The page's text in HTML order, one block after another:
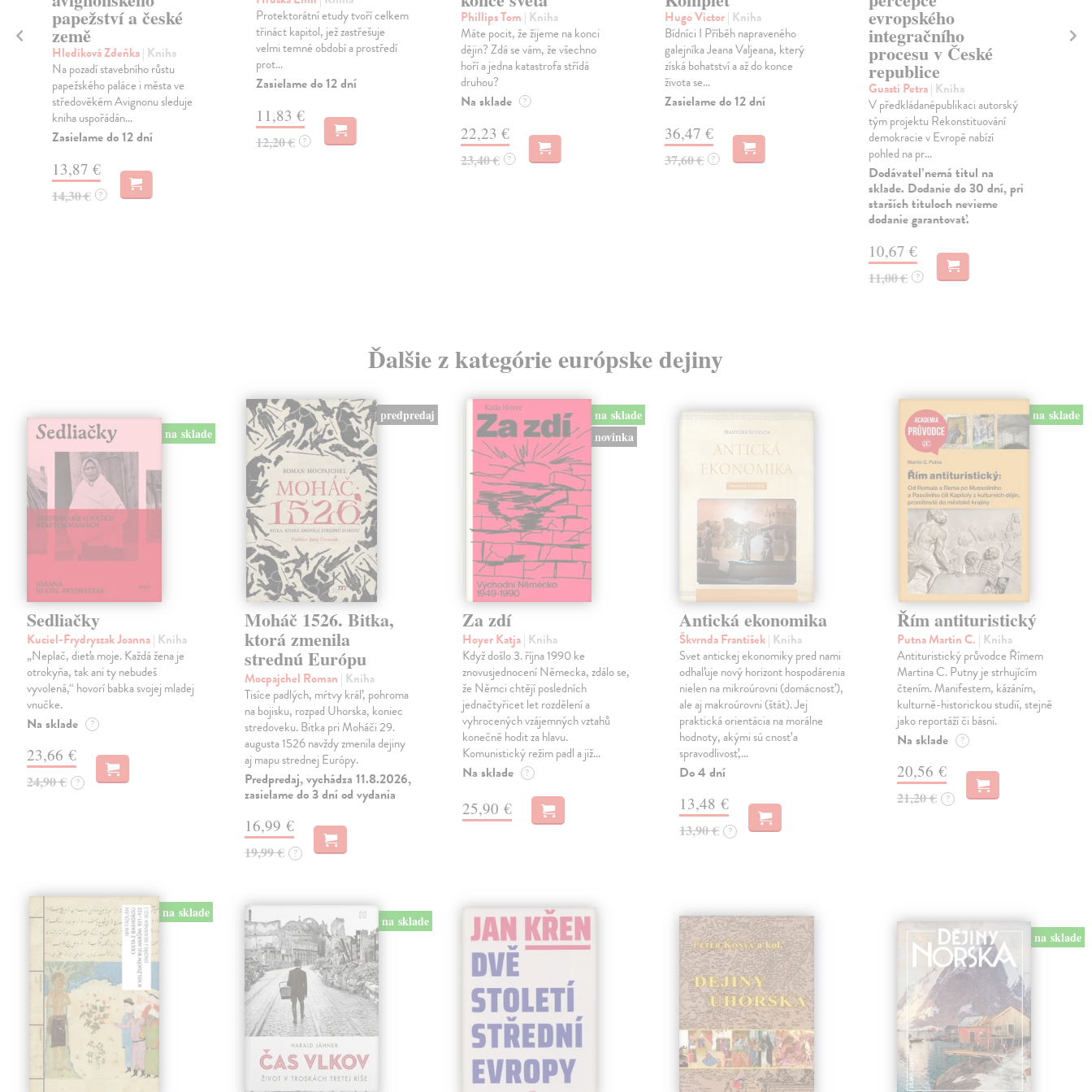
papežství a české
země
Hledíková Zdeňka| Kniha
Na pozadí stavebního růstu
papežského paláce i města ve
středověkém Avignonu sleduje
kniha uspořádán...
Zasielame do 12 dní
13,87 €
14,30 € ?
Protektorátní etudy tvoří celkem
třináct kapitol, jež zastřešuje
velmi temné období a prostředí
prot...
Zasielame do 12 dní
11,83 €
12,20 € ?
Phillips Tom | Kniha
Máte pocit, že žijeme na konci
dějin? Zdá se vám, že všechno
hoří a jedna katastrofa střídá
druhou?
Na sklade ?
22,23 €
23,40 € ?
Hugo Victor| Kniha
Bídníci I Příběh napraveného
galejníka Jeana Valjeana, který
získá bohatství a až do konce
života se...
Zasielame do 12 dní
36,47 €
37,60 € ?
evropského
integračního
procesu v České
republice
Guasti Petra| Kniha
V předkládanépublikaci autorský
tým projektu Rekonstituování
demokracie v Evropě nabízí
pohled na pr...
Dodávateľ nemá titul na
sklade. Dodanie do 30 dní, pri
starších tituloch nevieme
dodanie garantovať.
10,67 €
11,00 € ?
Ďalšie z kategórie európske dejiny
na sklade
Sedliačky
Kuciel-Frydryszak Joanna| Kniha
„Neplač, dieťa moje. Každá žena je
otrokyňa, tak ani ty nebudeš
vyvolená,“ hovorí babka svojej mladej
vnučke.
Na sklade ?
23,66 €
24,90 € ?
predpredaj
Moháč 1526. Bitka,
ktorá zmenila
strednú Európu
Mocpajchel Roman | Kniha
Tisíce padlých, mŕtvy kráľ, pohroma
na bojisku, rozpad Uhorska, koniec
stredoveku. Bitka pri Moháči 29.
augusta 1526 navždy zmenila dejiny
aj mapu strednej Európy.
Predpredaj, vychádza 11.8.2026,
zasielame do 3 dní od vydania
16,99 €
19,99 € ?
na sklade
novinka
Za zdí
Hoyer Katja| Kniha
Když došlo 3. října 1990 ke
znovusjednocení Německa, zdálo se,
že Němci chtějí posledních
jednačtyřicet let rozdělení a
vyhrocených vzájemných vztahů
konečně hodit za hlavu.
Komunistický režim padl a již…
Na sklade ?
25,90 €
Antická ekonomika
Škvrnda František| Kniha
Svet antickej ekonomiky pred nami
odhaľuje nový horizont hospodárenia
nielen na mikroúrovni (domácnosť),
ale aj makroúrovni (štát). Jej
praktická orientácia na morálne
hodnoty, akými sú cnosť a
spravodlivosť,…
Do 4 dní
13,48 €
13,90 € ?
na sklade
Řím antituristický
Putna Martin C. | Kniha
Antituristický průvodce Římem
Martina C. Putny je strhujícím
čtením. Manifestem, kázáním,
kulturně-historickou studií, stejně
jako reportáží či básní.
Na sklade ?
20,56 €
21,20 € ?
na sklade
na sklade
na sklade